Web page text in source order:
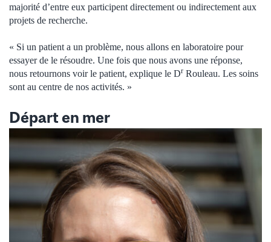
majorité d’entre eux participent directement ou indirectement aux
projets de recherche.
« Si un patient a un problème, nous allons en laboratoire pour
essayer de le résoudre. Une fois que nous avons une réponse,
nous retournons voir le patient, explique le Dr Rouleau. Les soins
sont au centre de nos activités. »
Départ en mer